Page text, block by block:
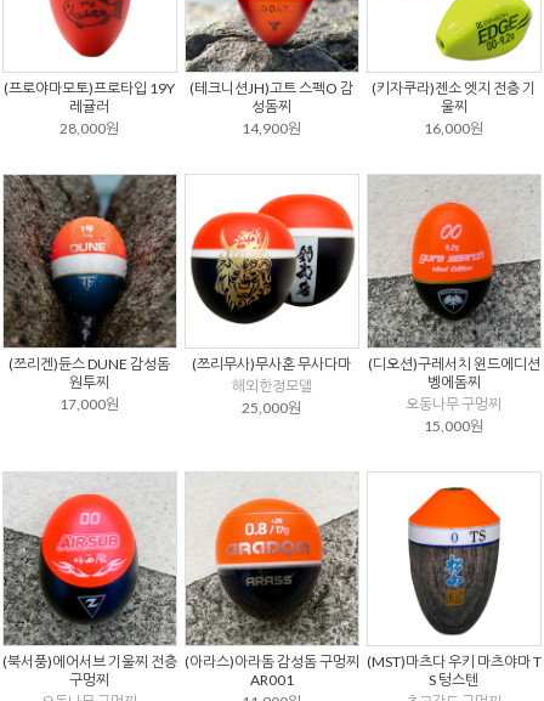
(프로야마모토)프로타입 19Y
레귤러
28,000원
(테크니션JH)고트 스펙O 감
성돔찌
14,900원
(키자쿠라)젠소 엣지 전층 기
울찌
16,000원
(쯔리겐)듄스 DUNE 감성돔
원투찌
17,000원
(쯔리무사)무사혼 무사다마
해외한정모델
25,000원
(디오션)구레서치 윈드에디션
벵에돔찌
오동나무 구멍찌
15,000원
(북서풍)에어서브 기울찌 전층
구멍찌
(아라스)아라돔 감성돔 구멍찌
AR001
(MST)마츠다 우키 마츠야마 T
S 텅스텐